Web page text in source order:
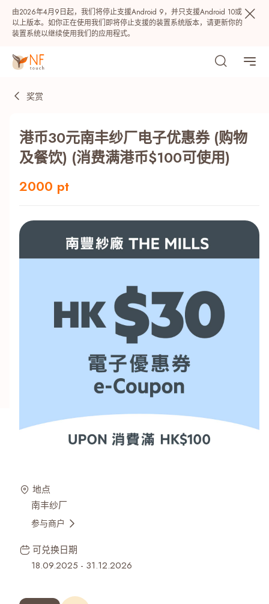
由2026年4月9日起，我们将停止支援Android 9，并只支援Android 10或
以上版本。如你正在使用我们即将停止支援的装置系统版本，请更新你的
装置系统以继续使用我们的应用程式。
热门
最近搜寻纪录
奖赏
港币30元南丰纱厂电子优惠券 (购物
及餐饮) (消费满港币$100可使用)
2000 pt
地点
南丰纱厂
参与商户
可兑换日期
18.09.2025 - 31.12.2026